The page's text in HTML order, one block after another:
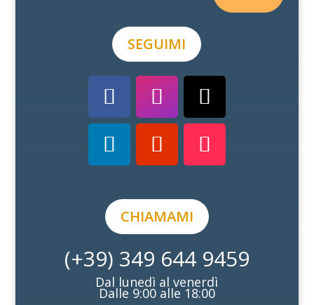
SEGUIMI
CHIAMAMI
(+39) 349 644 9459
Dal lunedì al venerdì
Dalle 9:00 alle 18:00